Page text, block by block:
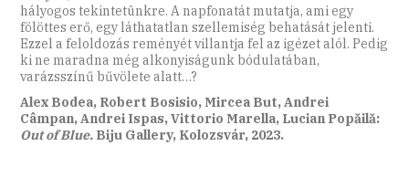
hályogos tekintetünkre. A napfonatát mutatja, ami egy
fölöttes erő, egy láthatatlan szellemiség behatását jelenti.
Ezzel a feloldozás reményét villantja fel az igézet alól. Pedig
ki ne maradna még alkonyiságunk bódulatában,
varázsszínű bűvölete alatt…?
Alex Bodea, Robert Bosisio, Mircea But, Andrei
Câmpan, Andrei Ispas, Vittorio Marella, Lucian Popăilă:
Out of Blue. Biju Gallery, Kolozsvár, 2023.